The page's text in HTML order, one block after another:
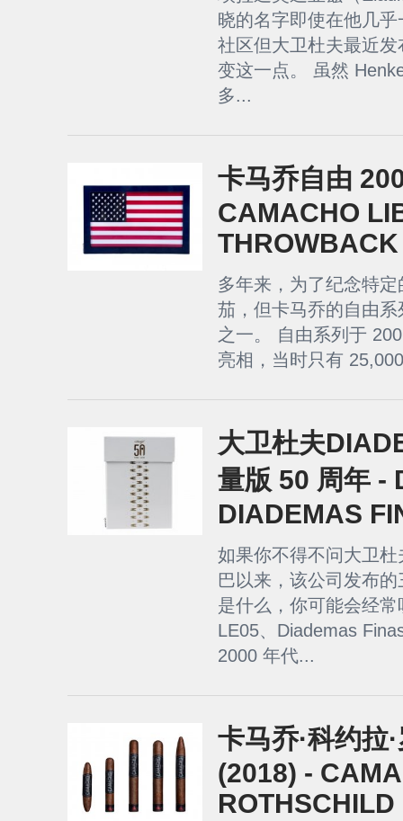
晓的名字即使在他几
社区但大卫杜夫最近
变这一点。 虽然
多...
卡马乔自由
CAMACHO
THROWBACK
多年来，为了纪念特
茄，但卡马乔的自由
之一。 自由系列于
亮相，当时只有
大卫杜夫
量版 50 周年 -
DIADEMAS
如果你不得不问大卫
巴以来，该公司发布
是什么，你可能会经
LE05、Diademas
2000 年代...
卡马乔·科约拉
(2018) -
ROTHSCHILD